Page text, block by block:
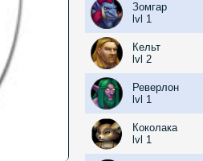
Зомгар
lvl 1
Кельт
lvl 2
Реверлон
lvl 1
Коколака
lvl 1